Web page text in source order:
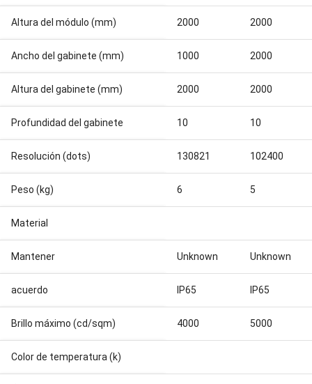
Altura del módulo (mm) 2000 2000
Ancho del gabinete (mm) 1000 2000
Altura del gabinete (mm) 2000 2000
Profundidad del gabinete 10 10
Resolución (dots) 130821 102400
Peso (kg) 6 5
Material
Mantener Unknown Unknown
acuerdo IP65 IP65
Brillo máximo (cd/sqm) 4000 5000
Color de temperatura (k)